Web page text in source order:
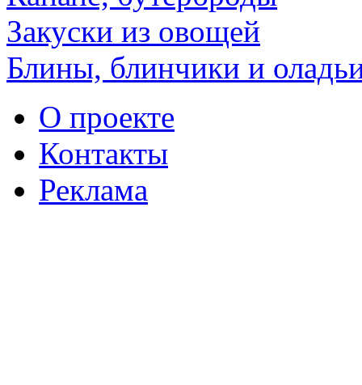
Закуски из овощей
Блины, блинчики и
О проекте
Контакты
Реклама